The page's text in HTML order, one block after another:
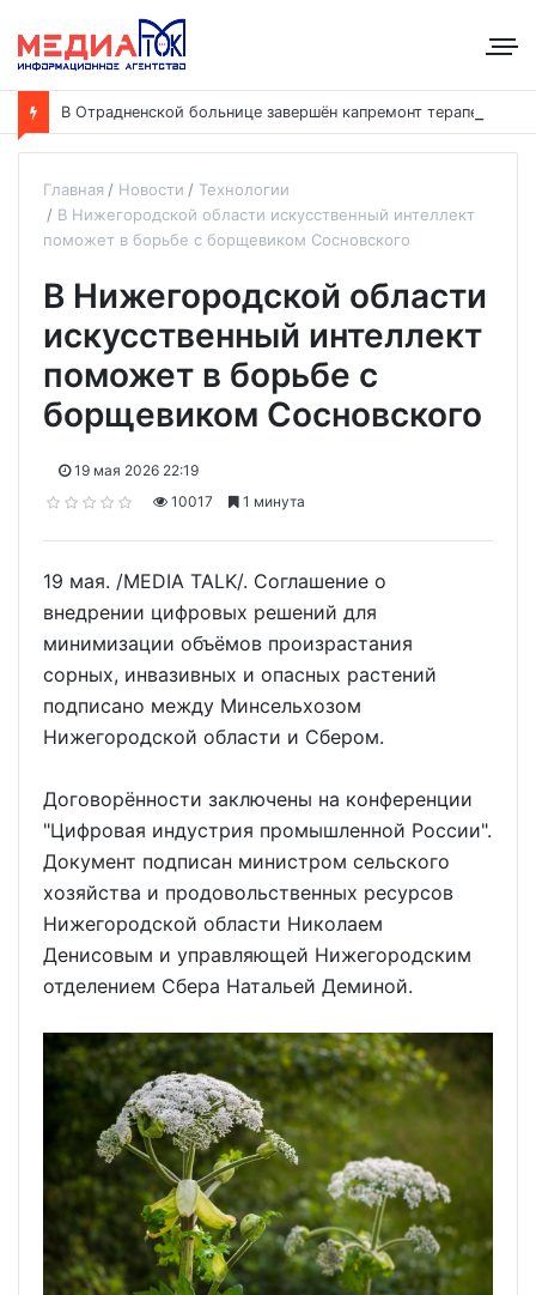
Главная Новости
Технологии
В Нижегородской области искусственный интеллект
поможет в борьбе с борщевиком Сосновского
В Нижегородской области
искусственный интеллект
поможет в борьбе с
борщевиком Сосновского
19 мая 2026 22:19
10017
1 минута
19 мая. /MEDIA TALK/. Соглашение о
внедрении цифровых решений для
минимизации объёмов произрастания
сорных, инвазивных и опасных растений
подписано между Минсельхозом
Нижегородской области и Сбером.
Договорённости заключены на конференции
"Цифровая индустрия промышленной России".
Документ подписан министром сельского
хозяйства и продовольственных ресурсов
Нижегородской области Николаем
Денисовым и управляющей Нижегородским
отделением Сбера Натальей Деминой.